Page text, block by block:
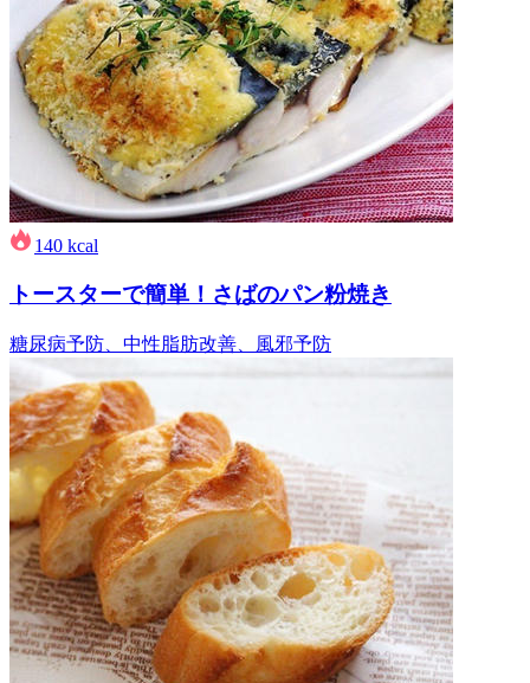
140 kcal
トースターで簡単！さばのパン粉焼き
糖尿病予防、中性脂肪改善、風邪予防